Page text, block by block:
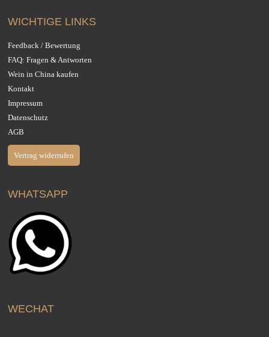
WICHTIGE LINKS
Feedback / Bewertung
FAQ: Fragen & Antworten
Wein in China kaufen
Kontakt
Impressum
Datenschutz
AGB
Vertrag widerrufen
WHATSAPP
WECHAT